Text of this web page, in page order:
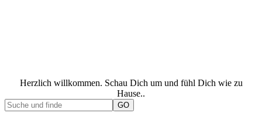
Herzlich willkommen. Schau Dich um und fühl Dich wie zu
Hause..